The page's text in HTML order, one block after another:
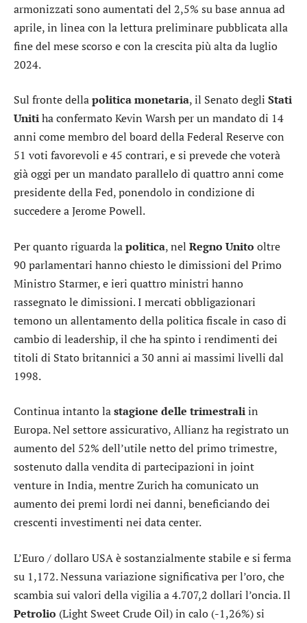
armonizzati sono aumentati del 2,5% su base annua ad
aprile, in linea con la lettura preliminare pubblicata alla
fine del mese scorso e con la crescita più alta da luglio
2024.
Sul fronte dellapolitica monetaria, il Senato degli Stati
Unitiha confermato Kevin Warsh per un mandato di 14
anni come membro del board della Federal Reserve con
51 voti favorevoli e 45 contrari, e si prevede che voterà
già oggi per un mandato parallelo di quattro anni come
presidente della Fed, ponendolo in condizione di
succedere a Jerome Powell.
Per quanto riguarda lapolitica, nel Regno Unito oltre
90 parlamentari hanno chiesto le dimissioni del Primo
Ministro Starmer, e ieri quattro ministri hanno
rassegnato le dimissioni. I mercati obbligazionari
temono un allentamento della politica fiscale in caso di
cambio di leadership, il che ha spinto i rendimenti dei
titoli di Stato britannici a 30 anni ai massimi livelli dal
1998.
Continua intanto lastagione delle trimestraliin
Europa. Nel settore assicurativo,Allianz ha registrato un
aumento del 52% dell’utile netto del primo trimestre,
sostenuto dalla vendita di partecipazioni in joint
venture in India, mentreZurichha comunicato un
aumento dei premi lordi nei danni, beneficiando dei
crescenti investimenti nei data center.
L’Euro / dollaro USAè sostanzialmente stabile e si ferma
su 1,172. Nessuna variazione significativa per l’oro, che
scambia sui valori della vigilia a 4.707,2 dollari l’oncia. Il
Petrolio (Light Sweet Crude Oil) in calo (-1,26%) si